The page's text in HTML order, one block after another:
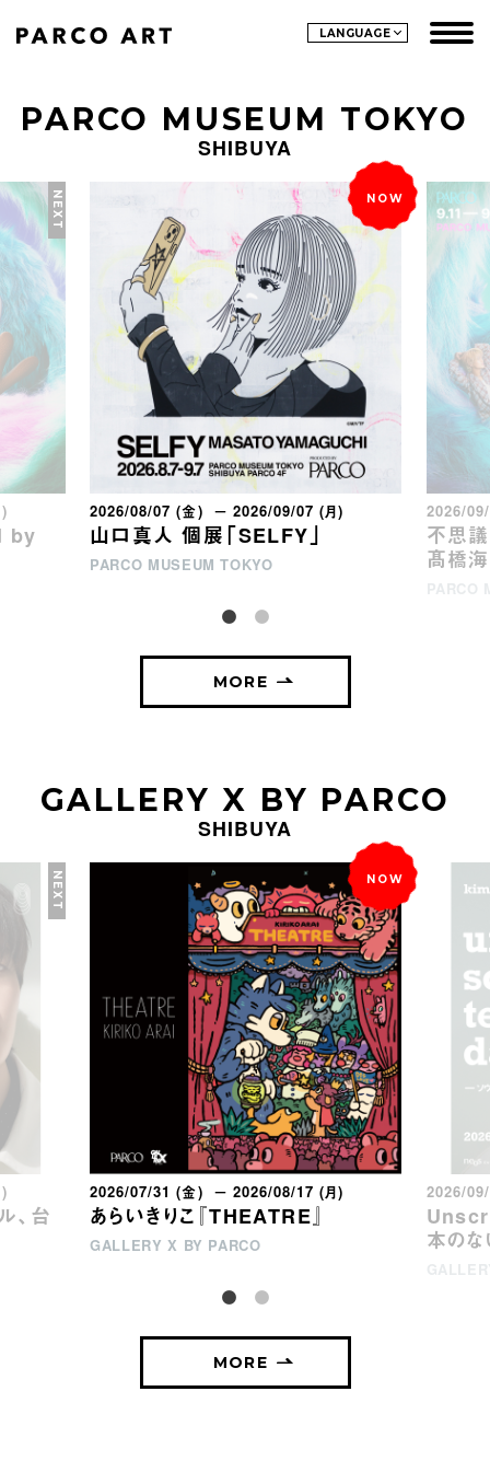
LANGUAGE
PARCO MUSEUM TOKYO
SHIBUYA
by
2026/08/07 (金) － 2026/09/07 (月)
山口真人 個展「SELFY」
PARCO MUSEUM TOKYO
2026/
不思
髙橋
MORE
GALLERY X BY PARCO
SHIBUYA
台
2026/07/31 (金) － 2026/08/17 (月)
あらいきりこ『THEATRE』
GALLERY X BY PARCO
2026/
本の
MORE